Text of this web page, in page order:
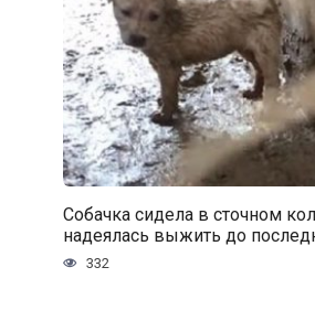
Собачка сидела в сточном
надеялась выжить до
332